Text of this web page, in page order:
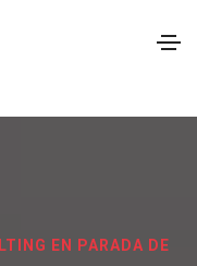
EN PARADA DE